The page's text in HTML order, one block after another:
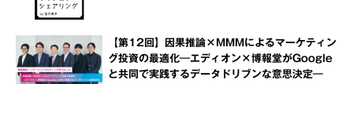
【第12回】因果推論×MMMによるマーケティン
グ投資の最適化―エディオン×博報堂がGoogle
と共同で実践するデータドリブンな意思決定―